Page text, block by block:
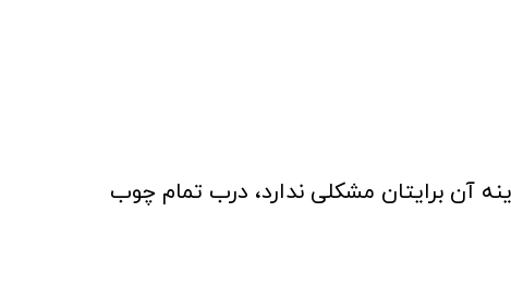
آن برایتان مشکلی ندارد، درب تمام چوب